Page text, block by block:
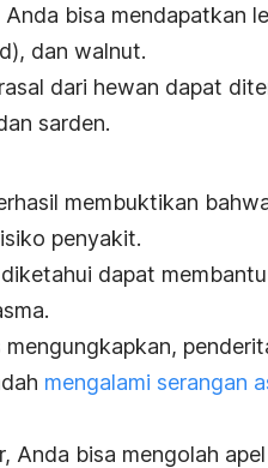
bisa mendapatkan
), dan walnut.
dari hewan dapat
sarden.
membuktikan
penyakit.
dapat
mengalami serangan
Anda bisa mengolah